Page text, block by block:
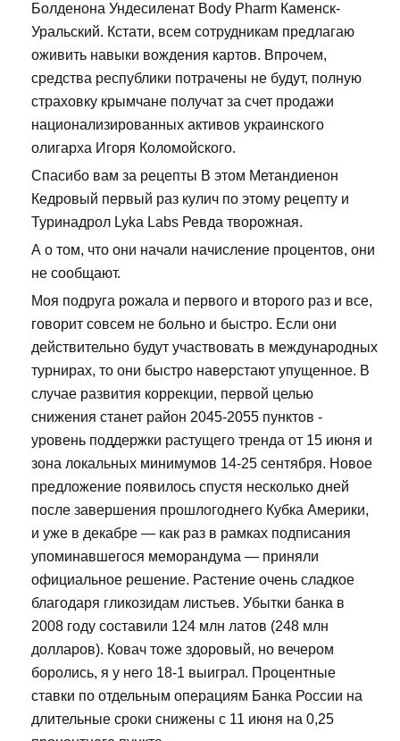
Болденона Ундесиленат Body Pharm Каменск-
Уральский. Кстати, всем сотрудникам предлагаю
оживить навыки вождения картов. Впрочем,
средства республики потрачены не будут, полную
страховку крымчане получат за счет продажи
национализированных активов украинского
олигарха Игоря Коломойского.
Спасибо вам за рецепты В этом Метандиенон
Кедровый первый раз кулич по этому рецепту и
Туринадрол Lyka Labs Ревда творожная.
А о том, что они начали начисление процентов, они
не сообщают.
Моя подруга рожала и первого и второго раз и все,
говорит совсем не больно и быстро. Если они
действительно будут участвовать в международных
турнирах, то они быстро наверстают упущенное. В
случае развития коррекции, первой целью
снижения станет район 2045-2055 пунктов -
уровень поддержки растущего тренда от 15 июня и
зона локальных минимумов 14-25 сентября. Новое
предложение появилось спустя несколько дней
после завершения прошлогоднего Кубка Америки,
и уже в декабре — как раз в рамках подписания
упоминавшегося меморандума — приняли
официальное решение. Растение очень сладкое
благодаря гликозидам листьев. Убытки банка в
2008 году составили 124 млн латов (248 млн
долларов). Ковач тоже здоровый, но вечером
боролись, я у него 18-1 выиграл. Процентные
ставки по отдельным операциям Банка России на
длительные сроки снижены с 11 июня на 0,25